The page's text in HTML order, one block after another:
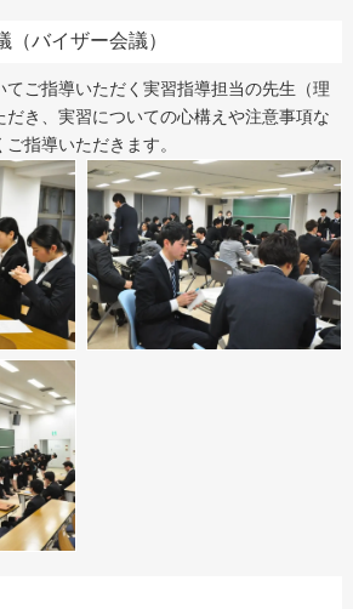
（バイザー会議）
てご指導いただく実習指導担当の先生（理
き、実習についての心構えや注意事項な
指導いただきます。